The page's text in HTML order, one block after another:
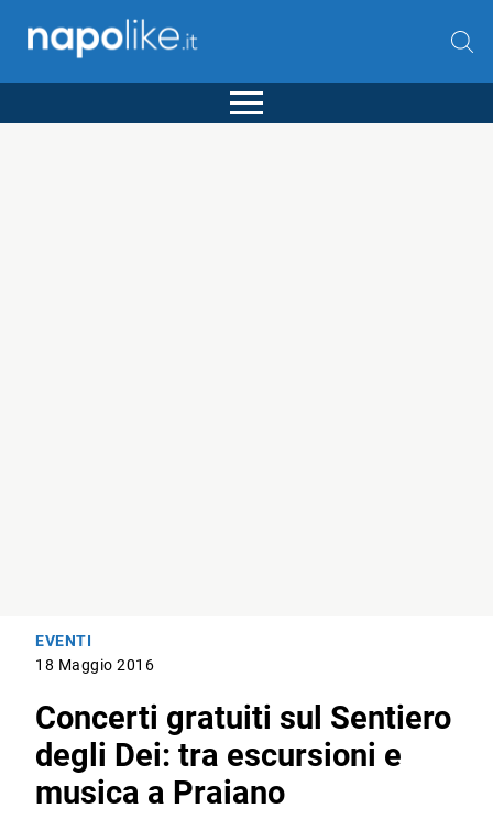
EVENTI
18 Maggio 2016
Concerti gratuiti sul Sentiero
degli Dei: tra escursioni e
musica a Praiano